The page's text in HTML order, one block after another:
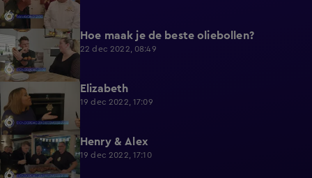
0:53 Hoe maak je de beste oliebollen?
22 dec 2022, 08:49
1:02 Elizabeth
19 dec 2022, 17:09
1:01 Henry & Alex
19 dec 2022, 17:10